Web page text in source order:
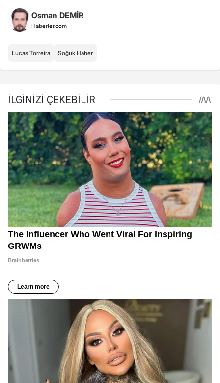
Osman DEMİR
Haberler.com
Lucas Torreira Soğuk Haber